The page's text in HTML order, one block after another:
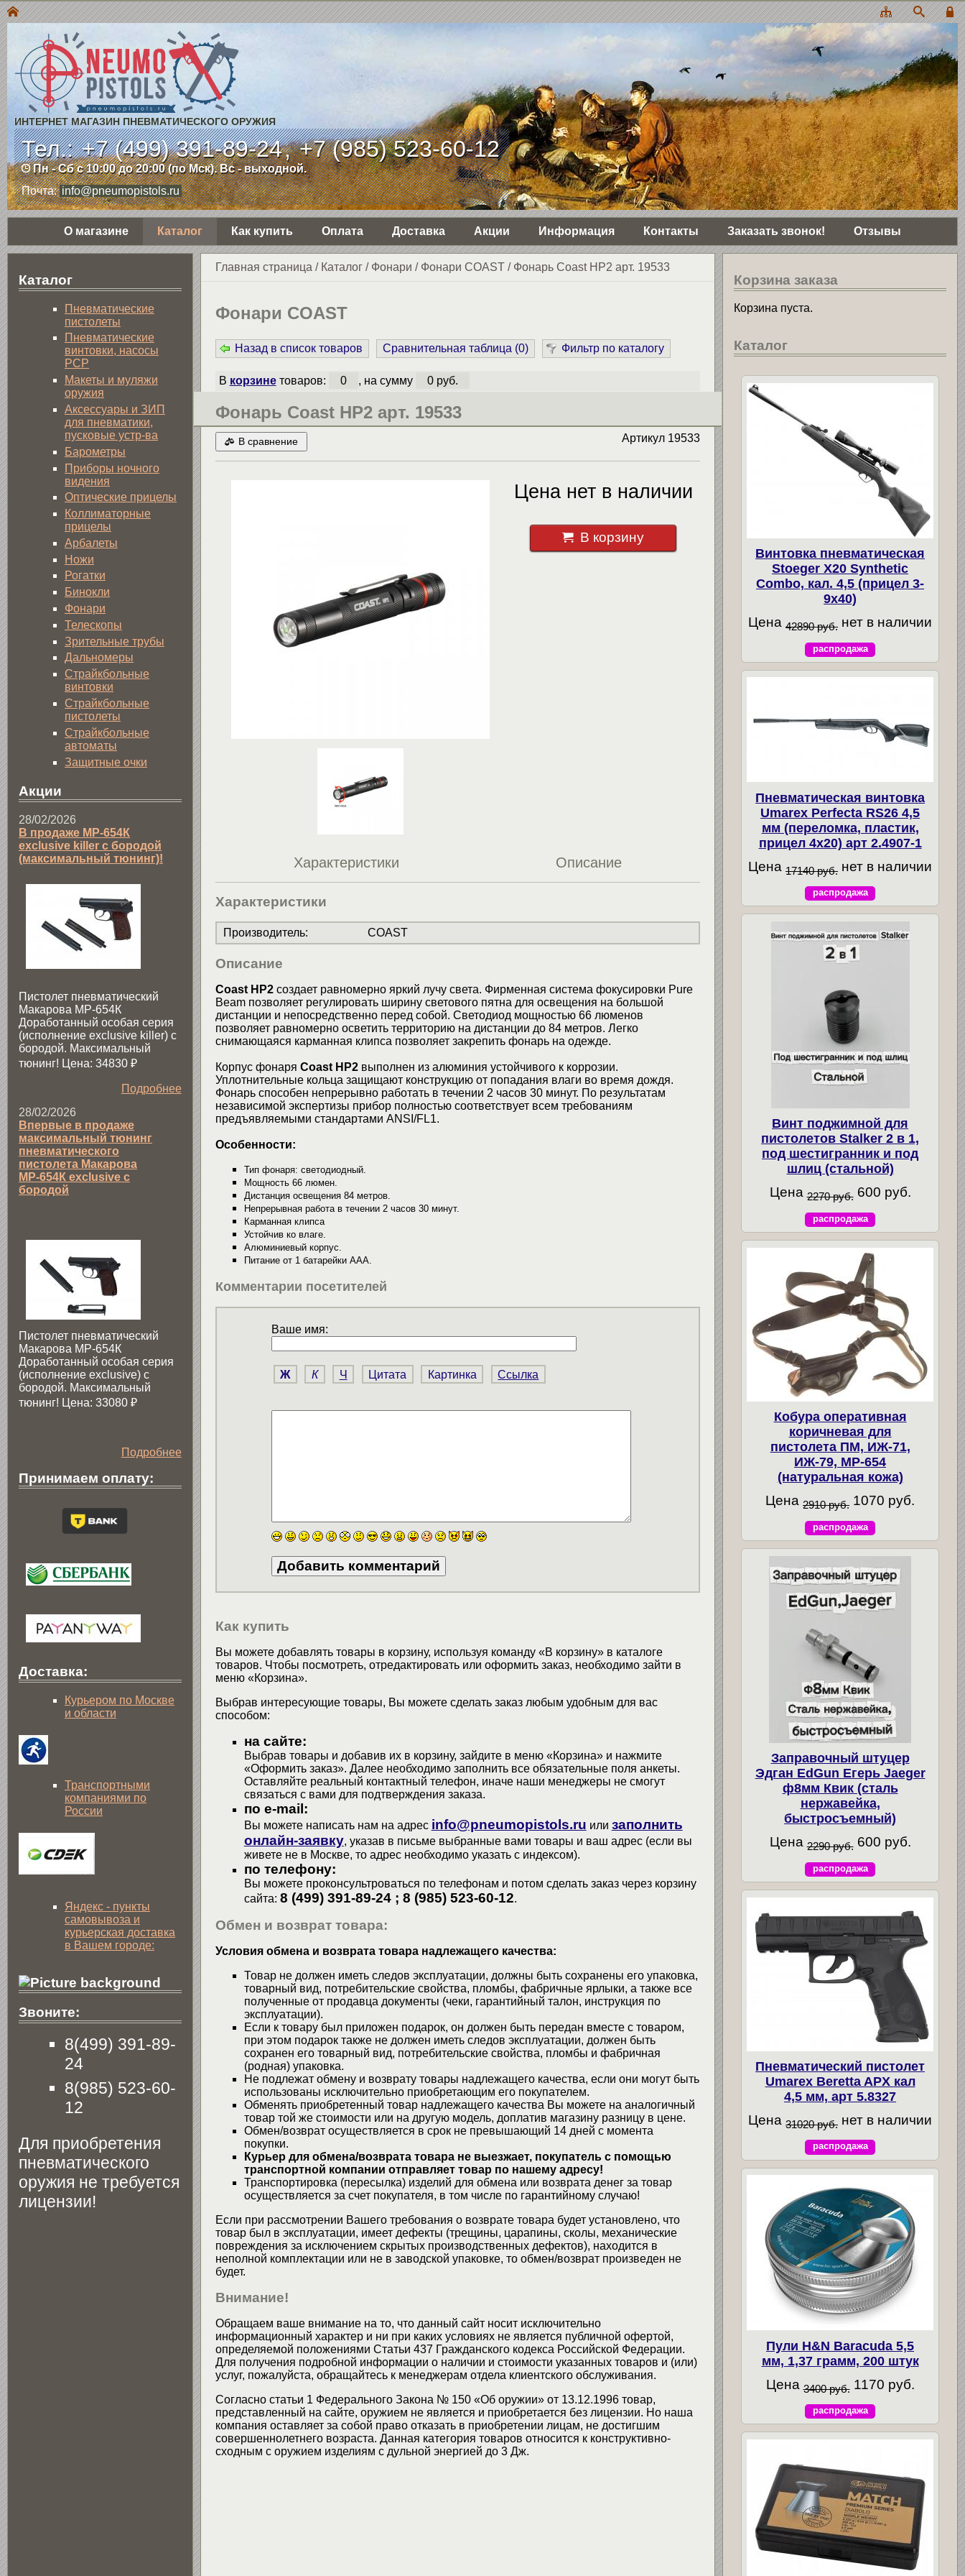
ИНТЕРНЕТ МАГАЗИН ПНЕВМАТИЧЕСКОГО ОРУЖИЯ
Тел.:+7 (499) 391-89-24,+7 (985) 523-60-12
Пн - Сб с 10:00 до 20:00 (по Мск). Вс - выходной.
Почта: info@pneumopistols.ru
О магазине Каталог Как купить Оплата Доставка Акции Информация Контакты Заказать звонок! Отзывы
Главная страница / Каталог/ Фонари / Фонари COAST/ Фонарь Coast HP2 арт. 19533
Фонари COAST
Назад в список товаров Сравнительная таблица (0) Фильтр по каталогу
В корзинетоваров: 0 , на сумму 0 руб.
Фонарь Coast HP2 арт. 19533
В сравнение Артикул 19533
Цена нет в наличии
В корзину
Характеристики Описание
Характеристики
Производитель: COAST
Описание
Coast НР2создает равномерно яркий лучу света. Фирменная система фокусировки Pure
Beam позволяет регулировать ширину светового пятна для освещения на большой
дистанции и непосредственно перед собой. Светодиод мощностью 66 люменов
позволяет равномерно осветить территорию на дистанции до 84 метров. Легко
снимающаяся карманная клипса позволяет закрепить фонарь на одежде.
Корпус фонаря Coast НР2выполнен из алюминия устойчивого к коррозии.
Уплотнительные кольца защищают конструкцию от попадания влаги во время дождя.
Фонарь способен непрерывно работать в течении 2 часов 30 минут. По результатам
независимой экспертизы прибор полностью соответствует всем требованиям
предъявляемыми стандартами ANSI/FL1.
Особенности:
Тип фонаря: светодиодный.
Мощность 66 люмен.
Дистанция освещения 84 метров.
Непрерывная работа в течении 2 часов 30 минут.
Карманная клипса
Устойчив ко влаге.
Алюминиевый корпус.
Питание от 1 батарейки ААА.
Комментарии посетителей
Ваше имя:
Ж К Ч Цитата Картинка Ссылка
Как купить
Вы можете добавлять товары в корзину, используя команду «В корзину» в каталоге
товаров. Чтобы посмотреть, отредактировать или оформить заказ, необходимо зайти в
меню «Корзина».
Выбрав интересующие товары, Вы можете сделать заказ любым удобным для вас
способом:
на сайте:
Выбрав товары и добавив их в корзину, зайдите в меню «Корзина» и нажмите
«Оформить заказ». Далее необходимо заполнить все обязательные поля анкеты.
Оставляйте реальный контактный телефон, иначе наши менеджеры не смогут
связаться с вами для подтверждения заказа.
по e-mail:
Вы можете написать нам на адрес info@pneumopistols.ru или заполнить
онлайн-заявку, указав в письме выбранные вами товары и ваш адрес (если вы
живете не в Москве, то адрес необходимо указать с индексом).
по телефону:
Вы можете проконсультроваться по телефонам и потом сделать заказ через корзину
сайта: 8 (499) 391-89-24 ; 8 (985) 523-60-12.
Обмен и возврат товара:
Условия обмена и возврата товара надлежащего качества:
Товар не должен иметь следов эксплуатации, должны быть сохранены его упаковка,
товарный вид, потребительские свойства, пломбы, фабричные ярлыки, а также все
полученные от продавца документы (чеки, гарантийный талон, инструкция по
эксплуатации).
Если к товару был приложен подарок, он должен быть передан вместе с товаром,
при этом подарок также не должен иметь следов эксплуатации, должен быть
сохранен его товарный вид, потребительские свойства, пломбы и фабричная
(родная) упаковка.
Не подлежат обмену и возврату товары надлежащего качества, если они могут быть
использованы исключительно приобретающим его покупателем.
Обменять приобретенный товар надлежащего качества Вы можете на аналогичный
товар той же стоимости или на другую модель, доплатив магазину разницу в цене.
Обмен/возврат осуществляется в срок не превышающий 14 дней с момента
покупки.
Курьер для обмена/возврата товара не выезжает, покупатель с помощью
транспортной компании отправляет товар по нашему адресу!
Транспортировка (пересылка) изделий для обмена или возврата денег за товар
осуществляется за счет покупателя, в том числе по гарантийному случаю!
Если при рассмотрении Вашего требования о возврате товара будет установлено, что
товар был в эксплуатации, имеет дефекты (трещины, царапины, сколы, механические
повреждения за исключением скрытых производственных дефектов), находится в
неполной комплектации или не в заводской упаковке, то обмен/возврат произведен не
будет.
Внимание!
Обращаем ваше внимание на то, что данный сайт носит исключительно
информационный характер и ни при каких условиях не является публичной офертой,
определяемой положениями Статьи 437 Гражданского кодекса Российской Федерации.
Для получения подробной информации о наличии и стоимости указанных товаров и (или)
услуг, пожалуйста, обращайтесь к менеджерам отдела клиентского обслуживания.
Согласно статьи 1 Федерального Закона № 150 «Об оружии» от 13.12.1996 товар,
представленный на сайте, оружием не является и приобретается без лицензии. Но наша
компания оставляет за собой право отказать в приобретении лицам, не достигшим
совершеннолетнего возраста. Данная категория товаров относится к конструктивно-
сходным с оружием изделиям с дульной энергией до 3 Дж.
Каталог
Пнев­ма­ти­чес­кие
пистолеты
Пневматические
винтовки, насосы
PCP
Макеты и муляжи
оружия
Аксессуары и ЗИП
для пневматики,
пусковые устр-ва
Барометры
Приборы ночного
видения
Оптические прицелы
Коллиматорные
прицелы
Арбалеты
Ножи
Рогатки
Бинокли
Фонари
Телескопы
Зрительные трубы
Дальномеры
Страйкбольные
винтовки
Страйкбольные
пистолеты
Страйкбольные
автоматы
Защитные очки
Акции
28/02/2026
В продаже МР-654К
exclusive killer с бородой
(максимальный тюнинг)!
Пистолет пневматический
Макарова МР-654К
Доработанный особая серия
(исполнение exclusive killer) с
бородой. Максимальный
тюнинг! Цена: 34830 ₽
Подробнее
28/02/2026
Впервые в продаже
максимальный тюнинг
пневматического
пистолета Макарова
МР-654К exclusive с
бородой
Пистолет пневматический
Макарова МР-654К
Доработанный особая серия
(исполнение exclusive) c
бородой. Максимальный
тюнинг! Цена: 33080 ₽
Подробнее
Принимаем оплату:
Доставка:
Курьером по Москве
и области
Транспортными
компаниями по
России
Яндекс - пункты
самовывоза и
курьерская доставка
в Вашем городе:
Звоните:
8(499) 391-89-
24
8(985) 523-60-
12
Для приобретения
пневматического
оружия не требуется
лицензии!
Корзина заказа
Корзина пуста.
Каталог
Винтовка пневматическая
Stoeger X20 Synthetic
Combo, кал. 4,5 (прицел 3-
9х40)
Цена 42890 руб. нет в наличии
распродажа
Пневматическая винтовка
Umarex Perfecta RS26 4,5
мм (переломка, пластик,
прицел 4x20) арт 2.4907-1
Цена 17140 руб. нет в наличии
распродажа
Винт поджимной для
пистолетов Stalker 2 в 1,
под шестигранник и под
шлиц (стальной)
Цена 2270 руб. 600 руб.
распродажа
Кобура оперативная
коричневая для
пистолета ПМ, ИЖ-71,
ИЖ-79, МР-654
(натуральная кожа)
Цена 2910 руб. 1070 руб.
распродажа
Заправочный штуцер
Эдган EdGun Егерь Jaeger
ф8мм Квик (сталь
нержавейка,
быстросъемный)
Цена 2290 руб. 600 руб.
распродажа
Пневматический пистолет
Umarex Beretta APX кал
4,5 мм, арт 5.8327
Цена31020 руб. нет в наличии
распродажа
Пули H&N Baracuda 5,5
мм, 1,37 грамм, 200 штук
Цена 3400 руб. 1170 руб.
распродажа